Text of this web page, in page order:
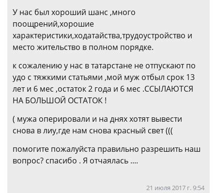
У нас был хороший шанс ,много
поощрений,хорошие
характеристики,ходатайства,трудоустройство и
место жительство в полном порядке.
к сожалению у нас в татарстане не отпускают по
удо с тяжкими статьями ,мой муж отбыл срок 13
лет и 6 мес ,остаток 2 года и 6 мес .ССЫЛАЮТСЯ
НА БОЛЬШОЙ ОСТАТОК !
( мужа оперировали и на днях хотят вывести
снова в лиу,где нам снова красный свет (((
помогите пожалуйста правильно разрешить наш
вопрос? спасибо . Я отчаялась ....
21 июля 2017 г. 9:54